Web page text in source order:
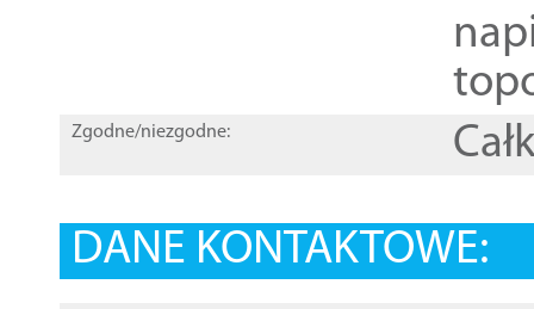
Zgodne/niezgodne:
DANE KONTAKTOWE: